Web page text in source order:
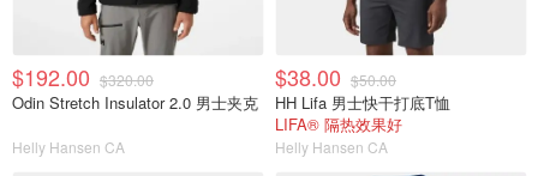
$192.00 $320.00
Odin Stretch Insulator 2.0 男士夹克
Helly Hansen CA
$38.00 $50.00
HH Lifa 男士快干打底T恤
LIFA® 隔热效果好
Helly Hansen CA